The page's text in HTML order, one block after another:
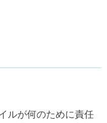
ルが何のために責任